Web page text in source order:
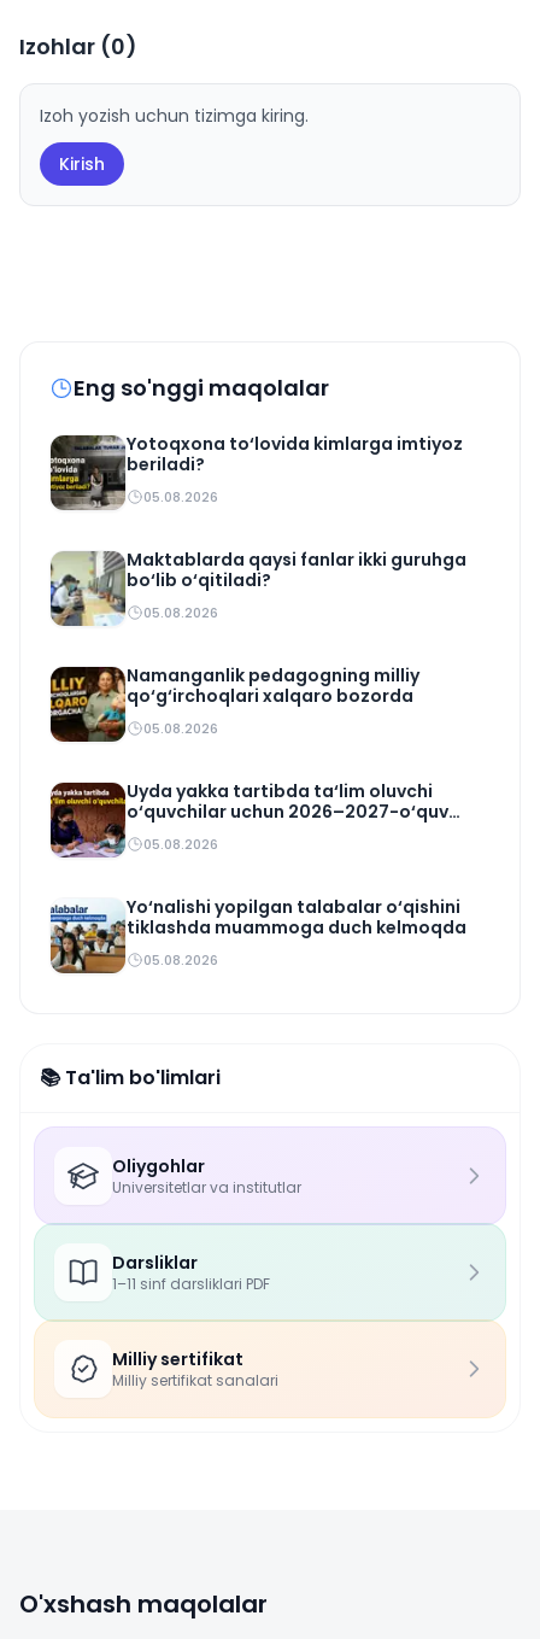
Izohlar (0)
Izoh yozish uchun tizimga kiring.
Kirish
Eng so'nggi maqolalar
Yotoqxona to‘lovida kimlarga imtiyoz
beriladi?
05.08.2026
Maktablarda qaysi fanlar ikki guruhga
bo‘lib o‘qitiladi?
05.08.2026
Namanganlik pedagogning milliy
qo‘g‘irchoqlari xalqaro bozorda
05.08.2026
Uyda yakka tartibda ta‘lim oluvchi
o‘quvchilar uchun 2026–2027-o‘quv
rejasi tasdiqlandi
05.08.2026
Yo‘nalishi yopilgan talabalar o‘qishini
tiklashda muammoga duch kelmoqda
05.08.2026
📚 Ta'lim bo'limlari
Oliygohlar
Universitetlar va institutlar
Darsliklar
1–11 sinf darsliklari PDF
Milliy sertifikat
Milliy sertifikat sanalari
O'xshash maqolalar